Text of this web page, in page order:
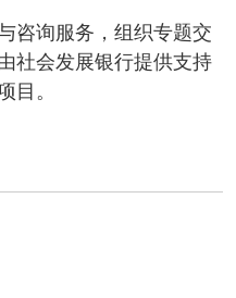
咨询服务，组织专题交
社会发展银行提供支持
目。